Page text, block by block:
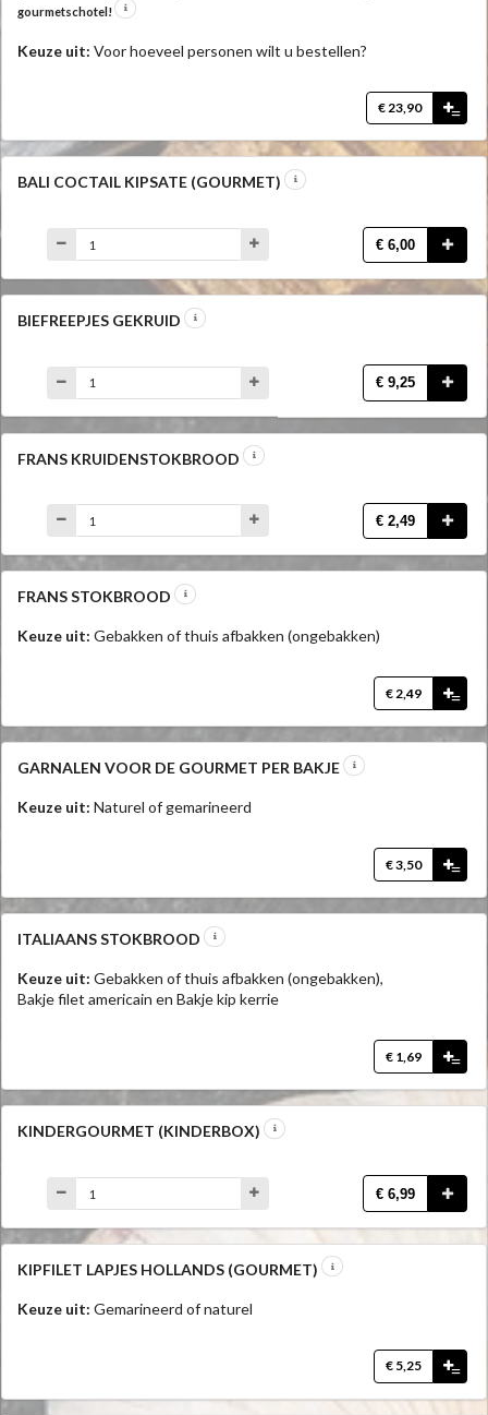
gourmetschotel!
Keuze uit: Voor hoeveel personen wilt u bestellen?
€ 23,90 =
BALI COCTAIL KIPSATE (GOURMET)
€ 6,00
BIEFREEPJES GEKRUID
€ 9,25
FRANS KRUIDENSTOKBROOD
€ 2,49
FRANS STOKBROOD
Keuze uit: Gebakken of thuis afbakken (ongebakken)
€ 2,49 =
GARNALEN VOOR DE GOURMET PER BAKJE
Keuze uit: Naturel of gemarineerd
€ 3,50 =
ITALIAANS STOKBROOD
Keuze uit: Gebakken of thuis afbakken (ongebakken),
Bakje filet americain en Bakje kip kerrie
€ 1,69 =
KINDERGOURMET (KINDERBOX)
€ 6,99
KIPFILET LAPJES HOLLANDS (GOURMET)
Keuze uit: Gemarineerd of naturel
€ 5,25 =